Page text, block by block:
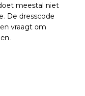
meestal niet
De dresscode
vraagt om